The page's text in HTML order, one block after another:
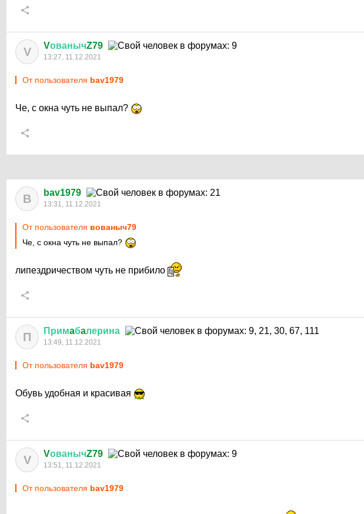
V VованычZ79
13:27, 11.12.2021
От пользователя bav1979
Че, с окна чуть не выпал?
B bav1979
13:31, 11.12.2021
От пользователя вованыч79
Че, с окна чуть не выпал?
липездричеством чуть не прибило
П Примaбaлерина
13:49, 11.12.2021
От пользователя bav1979
Обувь удобная и красивая
V VованычZ79
13:51, 11.12.2021
От пользователя bav1979